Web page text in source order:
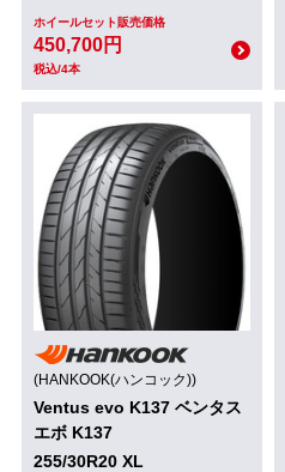
ホイールセット販売価格
450,700円
税込/4本
(HANKOOK(ハンコック))
Ventus evo K137 ベンタス
エボ K137
255/30R20 XL